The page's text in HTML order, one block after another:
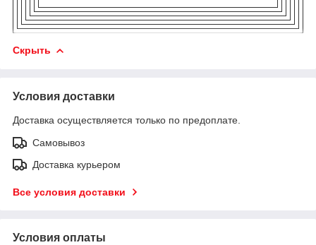
Скрыть
Условия доставки
Доставка осуществляется только по предоплате.
Самовывоз
Доставка курьером
Все условия доставки
Условия оплаты